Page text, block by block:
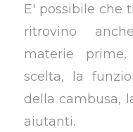
E' possibile che
ritrovino
materie
scelta, la
della cambusa,
aiutanti.